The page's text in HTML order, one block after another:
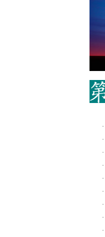
·
·
·
·
·
·
·
·
·